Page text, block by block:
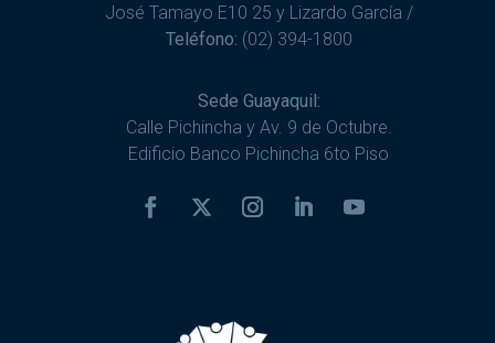
José Tamayo E10 25 y Lizardo García /
Teléfono: (02) 394-1800
Sede Guayaquil:
Calle Pichincha y Av. 9 de Octubre.
Edificio Banco Pichincha 6to Piso